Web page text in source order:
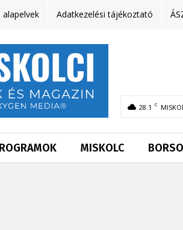
Adatkezelési tájékoztató
28.1 C
MISKOLC